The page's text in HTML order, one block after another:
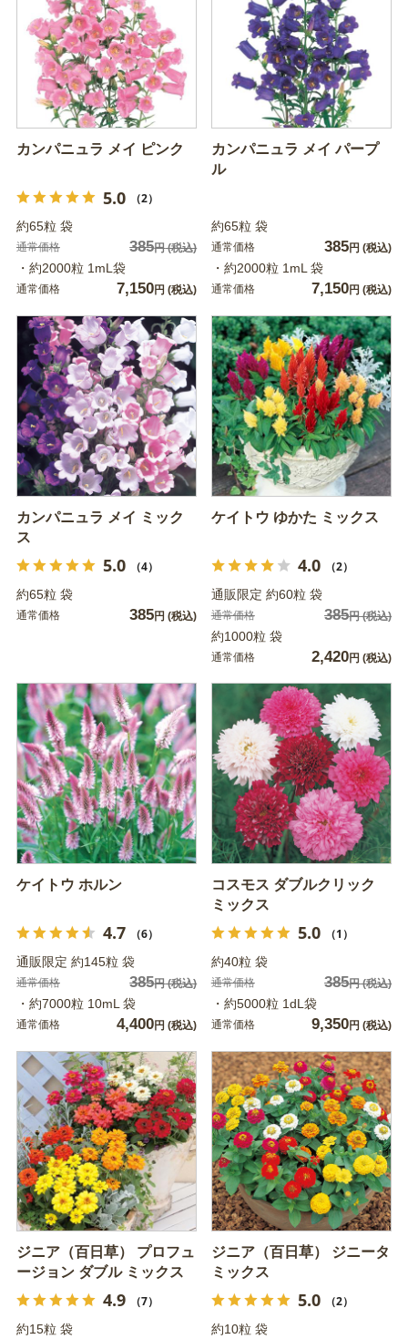
カンパニュラ メイ ピンク
5.0 （2）
約65粒 袋
通常価格 385円(税込)
・約2000粒 1mL袋
通常価格 7,150円 (税込)
カンパニュラ メイ パープ
ル
約65粒 袋
通常価格 385円 (税込)
・約2000粒 1mL 袋
通常価格 7,150円 (税込)
カンパニュラ メイ ミック
ス
5.0 （4）
約65粒 袋
通常価格 385円 (税込)
ケイトウ ゆかた ミックス
4.0 （2）
通販限定 約60粒 袋
通常価格 385円(税込)
約1000粒 袋
通常価格 2,420円 (税込)
ケイトウ ホルン
4.7 （6）
通販限定 約145粒 袋
通常価格 385円(税込)
・約7000粒 10mL 袋
通常価格 4,400円 (税込)
コスモス ダブルクリック
ミックス
5.0 （1）
約40粒 袋
通常価格 385円(税込)
・約5000粒 1dL袋
通常価格 9,350円 (税込)
ジニア（百日草） プロフュ
ージョン ダブル ミックス
4.9 （7）
約15粒 袋
ジニア（百日草） ジニータ
ミックス
5.0 （2）
約10粒 袋